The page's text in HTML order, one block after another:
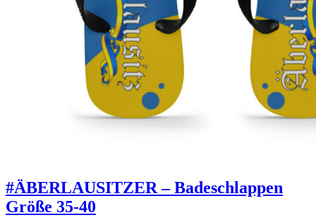
#ÄBERLAUSITZER – Badeschlappen
Größe 35-40